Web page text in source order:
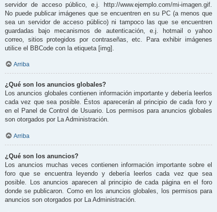
servidor de acceso público, e.j. http://www.ejemplo.com/mi-imagen.gif.
No puede publicar imágenes que se encuentren en su PC (a menos que
sea un servidor de acceso público) ni tampoco las que se encuentren
guardadas bajo mecanismos de autenticación, e.j. hotmail o yahoo
correo, sitios protegidos por contraseñas, etc. Para exhibir imágenes
utilice el BBCode con la etiqueta [img].
Arriba
¿Qué son los anuncios globales?
Los anuncios globales contienen información importante y debería leerlos
cada vez que sea posible. Éstos aparecerán al principio de cada foro y
en el Panel de Control de Usuario. Los permisos para anuncios globales
son otorgados por La Administración.
Arriba
¿Qué son los anuncios?
Los anuncios muchas veces contienen información importante sobre el
foro que se encuentra leyendo y debería leerlos cada vez que sea
posible. Los anuncios aparecen al principio de cada página en el foro
donde se publicaron. Como en los anuncios globales, los permisos para
anuncios son otorgados por La Administración.